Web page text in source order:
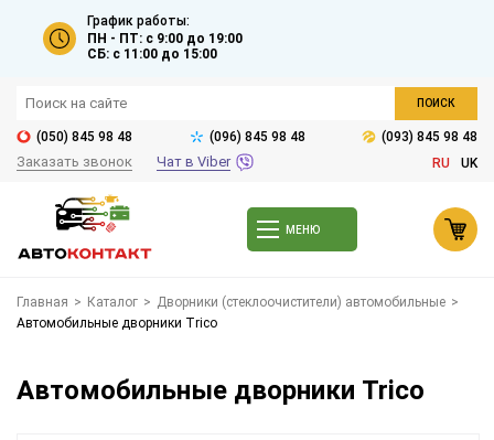
График работы:
ПН - ПТ: с 9:00 до 19:00
СБ: с 11:00 до 15:00
ПОИСК
(050) 845 98 48 (096) 845 98 48 (093) 845 98 48
Заказать звонок Чат в Viber RU UK
МЕНЮ
Главная > Каталог > Дворники (стеклоочистители) автомобильные >
Автомобильные дворники Trico
Автомобильные дворники Trico